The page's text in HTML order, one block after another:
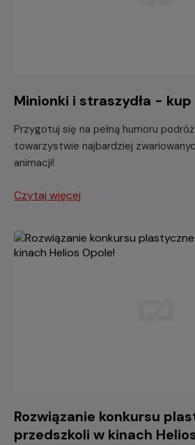
Minionki i straszydła -
Przygotuj się na pełną humoru
towarzystwie najbardziej
animacji!
Czytaj więcej
Rozwiązanie konkursu
przedszkoli w kinach